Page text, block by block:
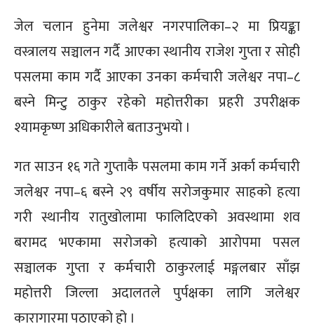
जेल चलान हुनेमा जलेश्वर नगरपालिका–२ मा प्रियङ्का
वस्त्रालय सञ्चालन गर्दै आएका स्थानीय राजेश गुप्ता र सोही
पसलमा काम गर्दै आएका उनका कर्मचारी जलेश्वर नपा–८
बस्ने मिन्टु ठाकुर रहेको महोत्तरीका प्रहरी उपरीक्षक
श्यामकृष्ण अधिकारीले बताउनुभयो ।
गत साउन १६ गते गुप्ताकै पसलमा काम गर्ने अर्का कर्मचारी
जलेश्वर नपा–६ बस्ने २९ वर्षीय सरोजकुमार साहको हत्या
गरी स्थानीय रातुखोलामा फालिदिएको अवस्थामा शव
बरामद भएकामा सरोजको हत्याको आरोपमा पसल
सञ्चालक गुप्ता र कर्मचारी ठाकुरलाई मङ्गलबार साँझ
महोत्तरी जिल्ला अदालतले पुर्पक्षका लागि जलेश्वर
कारागारमा पठाएको हो ।